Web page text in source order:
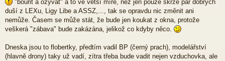
s
p
ě
v
e
"bouřit a ozývat" a to ve větší míře, než jen pouze skrze pár dobrých
duší z LEXu, Ligy Libe a ASSZ,..., tak se opravdu nic změnit ani
nemůže. Časem se může stát, že bude jen koukat z okna, protože
veškerá "zábava" bude zakázána, jelikož co kdyby něco.
Dneska jsou to flobertky, předtím vadil BP (černý prach), modelářství
(hlavně drony) taky už vadí, zítra třeba bude vadit nejen vzduchovka, ale